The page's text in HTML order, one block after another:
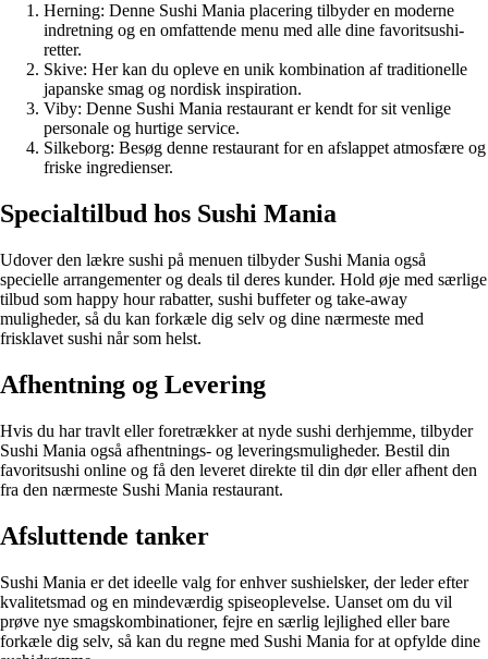
Herning: Denne Sushi Mania placering tilbyder en moderne
indretning og en omfattende menu med alle dine favoritsushi-
retter.
Skive: Her kan du opleve en unik kombination af traditionelle
japanske smag og nordisk inspiration.
Viby: Denne Sushi Mania restaurant er kendt for sit venlige
personale og hurtige service.
Silkeborg: Besøg denne restaurant for en afslappet atmosfære og
friske ingredienser.
Specialtilbud hos Sushi Mania
Udover den lækre sushi på menuen tilbyder Sushi Mania også
specielle arrangementer og deals til deres kunder. Hold øje med særlige
tilbud som happy hour rabatter, sushi buffeter og take-away
muligheder, så du kan forkæle dig selv og dine nærmeste med
frisklavet sushi når som helst.
Afhentning og Levering
Hvis du har travlt eller foretrækker at nyde sushi derhjemme, tilbyder
Sushi Mania også afhentnings- og leveringsmuligheder. Bestil din
favoritsushi online og få den leveret direkte til din dør eller afhent den
fra den nærmeste Sushi Mania restaurant.
Afsluttende tanker
Sushi Mania er det ideelle valg for enhver sushielsker, der leder efter
kvalitetsmad og en mindeværdig spiseoplevelse. Uanset om du vil
prøve nye smagskombinationer, fejre en særlig lejlighed eller bare
forkæle dig selv, så kan du regne med Sushi Mania for at opfylde dine